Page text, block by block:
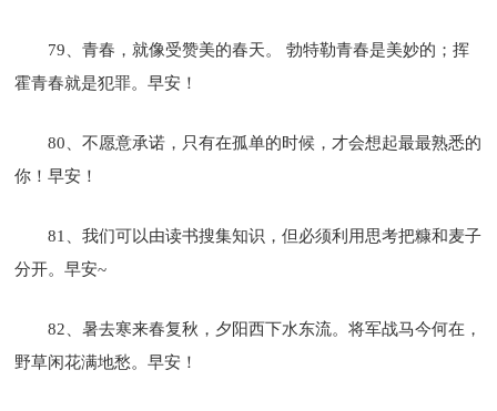
79、青春，就像受赞美的春天。 勃特勒青春是美妙的；挥
霍青春就是犯罪。早安！
80、不愿意承诺，只有在孤单的时候，才会想起最最熟悉的
你！早安！
81、我们可以由读书搜集知识，但必须利用思考把糠和麦子
分开。早安~
82、暑去寒来春复秋，夕阳西下水东流。将军战马今何在，
野草闲花满地愁。早安！